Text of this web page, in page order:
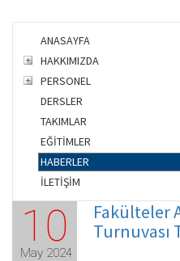
ANASAYFA
HAKKIMIZDA
PERSONEL
DERSLER
TAKIMLAR
EĞİTİMLER
HABERLER
İLETİŞİM
10
May 2024
Fakülteler
Turnuvası